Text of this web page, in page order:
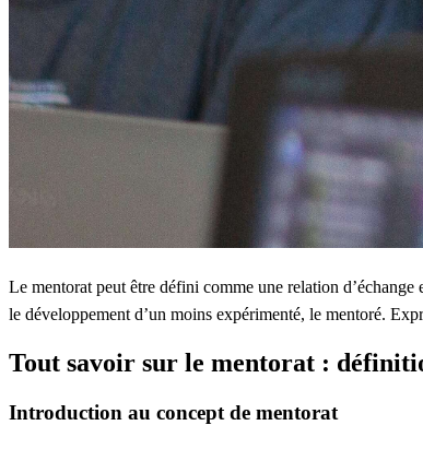
Le mentorat peut être défini comme une relation
le développement d’un moins expérimenté, le mentoré.
Tout savoir sur le mentorat :
Introduction au concept de mentorat